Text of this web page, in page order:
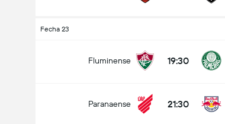
Fecha 23
Fluminense 19:30
Paranaense 21:30